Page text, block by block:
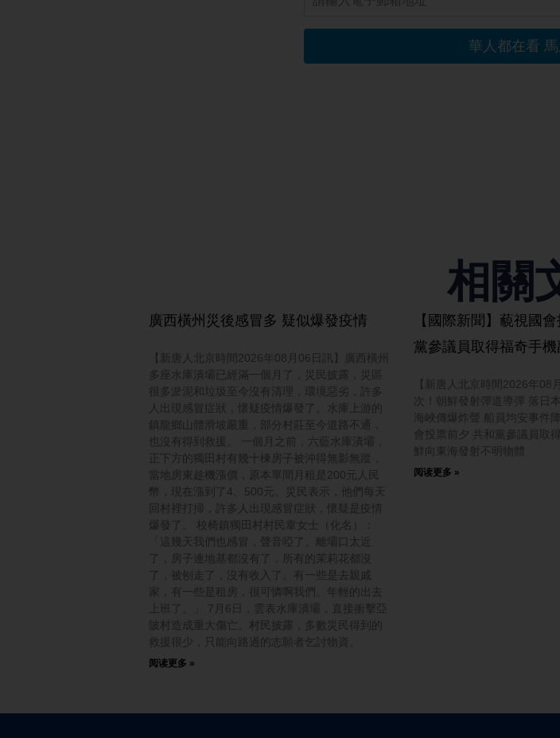
相關
廣西橫州災後感冒多 疑似爆發疫情
【新唐人北京時間2026年08月06日訊】廣西橫州
多座水庫潰壩已經滿一個月了，災民披露，災區
很多淤泥和垃圾至今沒有清理，環境惡劣，許多
人出現感冒症狀，懷疑疫情爆發了。水庫上游的
鎮龍鄉山體滑坡嚴重，部分村莊至今道路不通，
也沒有得到救援。 一個月之前，六藍水庫潰壩，
正下方的獨田村有幾十棟房子被沖得無影無蹤，
當地房東趁機漲價，原本單間月租是200元人民
幣，現在漲到了4、500元。災民表示，他們每天
回村裡打掃，許多人出現感冒症狀，懷疑是疫情
爆發了。 校椅鎮獨田村村民韋女士（化名）：
「這幾天我們也感冒，聲音啞了。離壩口太近
了，房子連地基都沒有了，所有的茉莉花都沒
了，被刨走了，沒有收入了。有一些是去親戚
家，有一些是租房，很可憐啊我們。年輕的出去
上班了。」 7月6日，雲表水庫潰壩，直接衝擊亞
陂村造成重大傷亡。村民披露，多數災民得到的
救援很少，只能向路過的志願者乞討物資。
阅读更多 »
【國際新聞】藐視國
黨參議員取得福奇手機
【新唐人北京時間2026年08
次！朝鮮發射彈道導彈 落日
海峽傳爆炸聲 船員均安事件
會投票前夕 共和黨參議員取
鮮向東海發射不明物體
阅读更多 »